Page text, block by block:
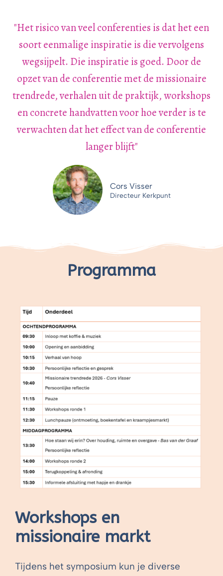
"Het risico van veel conferenties is dat het een
soort eenmalige inspiratie is die vervolgens
wegsijpelt. Die inspiratie is goed. Door de
opzet van de conferentie met de missionaire
trendrede, verhalen uit de praktijk, workshops
en concrete handvatten voor hoe verder is te
verwachten dat het effect van de conferentie
langer blijft"
Cors Visser
Directeur Kerkpunt
Programma
Workshops en
missionaire markt
Tijdens het symposium kun je diverse